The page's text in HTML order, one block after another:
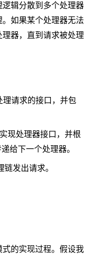
辑分散到多个处理器
如果某个处理器无法
器，直到请求被处理
理请求的接口，并包
现处理器接口，并根
给下一个处理器。
发出请求。
的实现过程。假设我